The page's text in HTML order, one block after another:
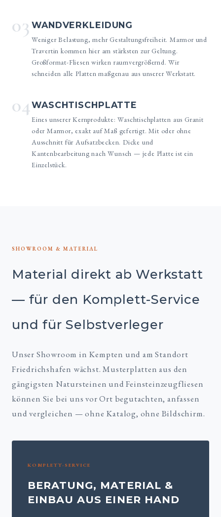
03 WANDVERKLEIDUNG
Weniger Belastung, mehr Gestaltungsfreiheit. Marmor und
Travertin kommen hier am stärksten zur Geltung.
Großformat-Fliesen wirken raumvergrößernd. Wir
schneiden alle Platten maßgenau aus unserer Werkstatt.
04WASCHTISCHPLATTE
Eines unserer Kernprodukte: Waschtischplatten aus Granit
oder Marmor, exakt auf Maß gefertigt. Mit oder ohne
Ausschnitt für Aufsatzbecken. Dicke und
Kantenbearbeitung nach Wunsch — jede Platte ist ein
Einzelstück.
SHOWROOM & MATERIAL
Material direkt ab Werkstatt
— für den Komplett-Service
und für Selbstverleger
Unser Showroom in Kempten und am Standort
Friedrichshafen wächst. Musterplatten aus den
gängigsten Natursteinen und Feinsteinzeugfliesen
können Sie bei uns vor Ort begutachten, anfassen
und vergleichen — ohne Katalog, ohne Bildschirm.
KOMPLETT-SERVICE
BERATUNG, MATERIAL &
EINBAU AUS EINER HAND